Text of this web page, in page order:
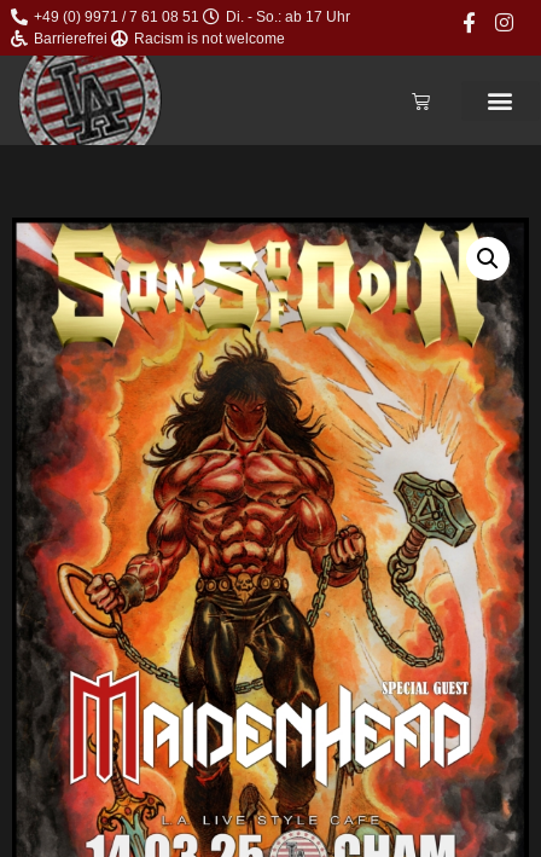
+49 (0) 9971 / 7 61 08 51
Di. - So.: ab 17 Uhr
Barrierefrei
Racism is not welcome